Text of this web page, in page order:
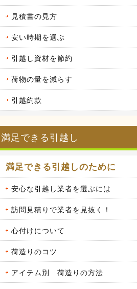
当時住んでいた部屋が手狭にな
ってきたので、少し多き...
続きを見る
見積書の見方
安い時期を選ぶ
引越し資材を節約
荷物の量を減らす
引越約款
満足できる引越し
満足できる引越しのために
安心な引越し業者を選ぶには
訪問見積りで業者を見抜く！
心付けについて
荷造りのコツ
アイテム別 荷造りの方法